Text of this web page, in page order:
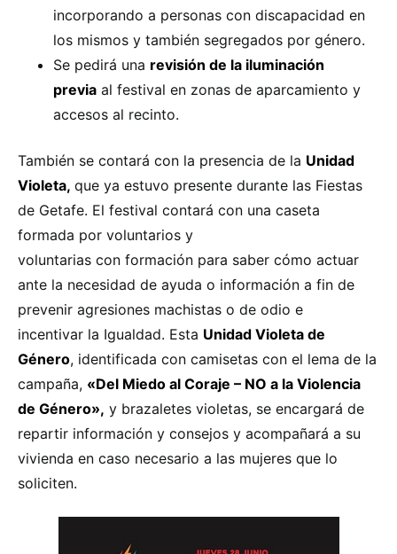
incorporando a personas con discapacidad en
los mismos y también segregados por género.
Se pedirá una revisión de la iluminación
previa al festival en zonas de aparcamiento y
accesos al recinto.
También se contará con la presencia de la Unidad
Violeta, que ya estuvo presente durante las Fiestas
de Getafe. El festival contará con una caseta
formada por voluntarios y
voluntarias con formación para saber cómo actuar
ante la necesidad de ayuda o información a fin de
prevenir agresiones machistas o de odio e
incentivar la Igualdad. Esta Unidad Violeta de
Género, identificada con camisetas con el lema de la
campaña, «Del Miedo al Coraje – NO a la Violencia
de Género», y brazaletes violetas, se encargará de
repartir información y consejos y acompañará a su
vivienda en caso necesario a las mujeres que lo
soliciten.